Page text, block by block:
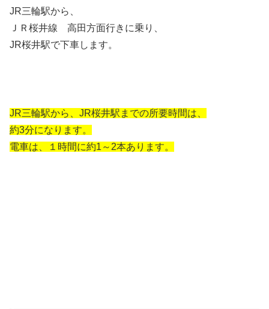
JR三輪駅から、
ＪＲ桜井線 高田方面行きに乗り、
JR桜井駅で下車します。
JR三輪駅から、JR桜井駅までの所要時間は、
約3分になります。
電車は、１時間に約1～2本あります。